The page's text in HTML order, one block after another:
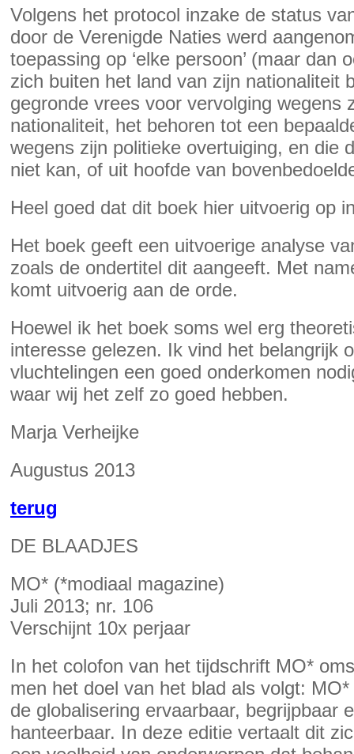
Volgens het protocol inzake de status
door de Verenigde Naties werd
toepassing op ‘elke persoon’ (maar dan
zich buiten het land van zijn nationaliteit
gegronde vrees voor vervolging wegens
nationaliteit, het behoren tot een
wegens zijn politieke overtuiging, en die
niet kan, of uit hoofde van
Heel goed dat dit boek hier uitvoerig op
Het boek geeft een uitvoerige analyse
zoals de ondertitel dit aangeeft. Met
komt uitvoerig aan de orde.
Hoewel ik het boek soms wel erg
interesse gelezen. Ik vind het belangrijk
vluchtelingen een goed onderkomen
waar wij het zelf zo goed hebben.
Marja Verheijke
Augustus 2013
terug
DE BLAADJES
MO* (*modiaal magazine)
Juli 2013; nr. 106
Verschijnt 10x perjaar
In het colofon van het tijdschrift MO*
men het doel van het blad als volgt:
de globalisering ervaarbaar, begrijpbaar
hanteerbaar. In deze editie vertaalt dit